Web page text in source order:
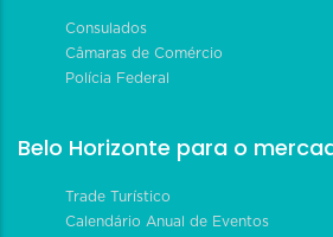
Consulados
Câmaras de Comércio
Polícia Federal
Belo Horizonte para o
Trade Turístico
Calendário Anual de Eventos